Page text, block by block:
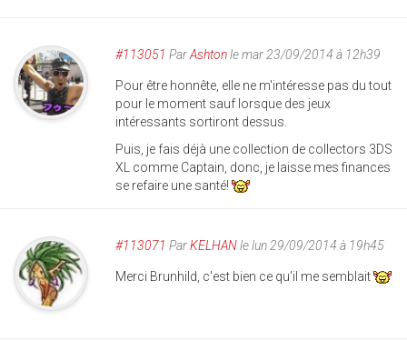
#113051 ParAshtonle mar 23/09/2014 à 12h39
Pour être honnête, elle ne m'intéresse pas du tout
pour le moment sauf lorsque des jeux
intéressants sortiront dessus.
Puis, je fais déjà une collection de collectors 3DS
XL comme Captain, donc, je laisse mes finances
se refaire une santé!
#113071 ParKELHANle lun 29/09/2014 à 19h45
Merci Brunhild, c'est bien ce qu'il me semblait